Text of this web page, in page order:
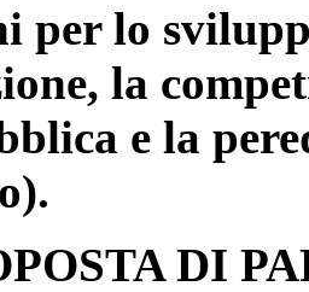
per lo
la
e la
DI